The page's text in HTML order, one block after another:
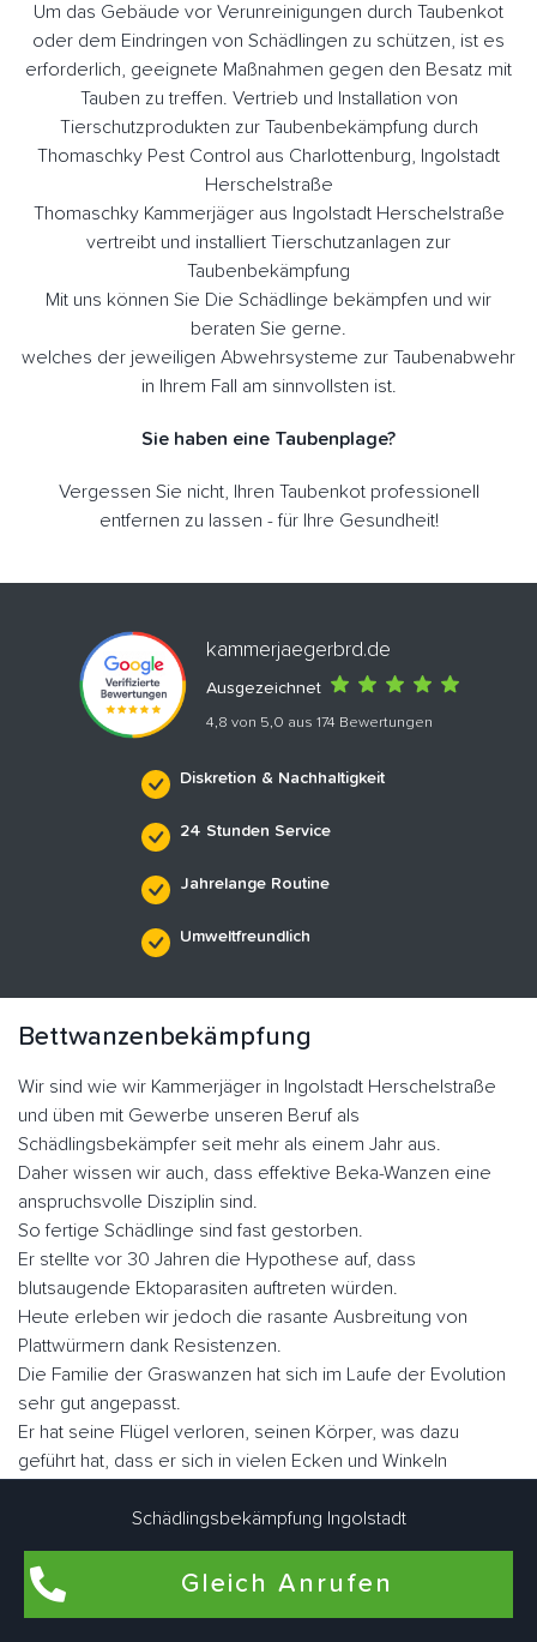
Um das Gebäude vor Verunreinigungen durch Taubenkot
oder dem Eindringen von Schädlingen zu schützen, ist es
erforderlich, geeignete Maßnahmen gegen den Besatz mit
Tauben zu treffen. Vertrieb und Installation von
Tierschutzprodukten zur Taubenbekämpfung durch
Thomaschky Pest Control aus Charlottenburg, Ingolstadt
Herschelstraße
Thomaschky Kammerjäger aus Ingolstadt Herschelstraße
vertreibt und installiert Tierschutzanlagen zur
Taubenbekämpfung
Mit uns können Sie Die Schädlinge bekämpfen und wir
beraten Sie gerne.
welches der jeweiligen Abwehrsysteme zur Taubenabwehr
in Ihrem Fall am sinnvollsten ist.
Sie haben eine Taubenplage?
Vergessen Sie nicht, Ihren Taubenkot professionell
entfernen zu lassen - für Ihre Gesundheit!
kammerjaegerbrd.de
Ausgezeichnet
4,8 von 5,0 aus 174 Bewertungen
Diskretion & Nachhaltigkeit
24 Stunden Service
Jahrelange Routine
Umweltfreundlich
Bettwanzenbekämpfung
Wir sind wie wir Kammerjäger in Ingolstadt Herschelstraße
und üben mit Gewerbe unseren Beruf als
Schädlingsbekämpfer seit mehr als einem Jahr aus.
Daher wissen wir auch, dass effektive Beka-Wanzen eine
anspruchsvolle Disziplin sind.
So fertige Schädlinge sind fast gestorben.
Er stellte vor 30 Jahren die Hypothese auf, dass
blutsaugende Ektoparasiten auftreten würden.
Heute erleben wir jedoch die rasante Ausbreitung von
Plattwürmern dank Resistenzen.
Die Familie der Graswanzen hat sich im Laufe der Evolution
sehr gut angepasst.
Er hat seine Flügel verloren, seinen Körper, was dazu
geführt hat, dass er sich in vielen Ecken und Winkeln
Nicht lectularius, daher der Name, den der Klecks malte.
Wenn Sie sie schnell betrachten, ähneln sie in Größe und
Fabe einem Apfel.
Es gibt ungefähr fünf Millionen Parasiten, wenn sie nüchtern
Schädlingsbekämpfung Ingolstadt
Gleich Anrufen